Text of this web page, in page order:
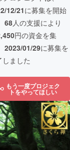
12/21に募集を開始
68人の支援により
円の資金を集
2023/01/29に募集を
しました
もう一度プロジェク
トをやってほしい